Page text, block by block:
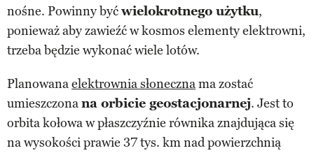
nośne. Powinny byćwielokrotnego użytku,
ponieważ aby zawieźć w kosmos elementy elektrowni,
trzeba będzie wykonać wiele lotów.
Planowanaelektrownia słonecznama zostać
umieszczonana orbicie geostacjonarnej. Jest to
orbita kołowa w płaszczyźnie równika znajdująca się
na wysokości prawie 37 tys. km nad powierzchnią